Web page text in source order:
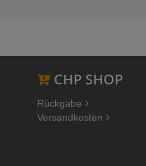
CHP SHOP
Rückgabe
Versandkosten